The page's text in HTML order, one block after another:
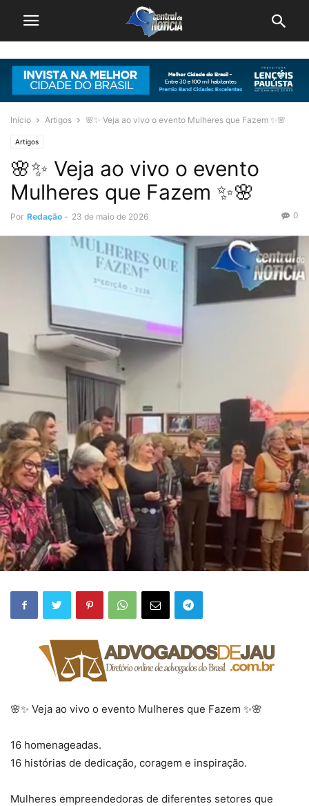
Início Artigos 🌸✨ Veja ao vivo o evento Mulheres que Fazem ✨🌸
Artigos
🌸✨ Veja ao vivo o evento
Mulheres que Fazem ✨🌸
Por Redação - 23 de maio de 2026 0
🌸✨ Veja ao vivo o evento Mulheres que Fazem ✨🌸
16 homenageadas.
16 histórias de dedicação, coragem e inspiração.
Mulheres empreendedoras de diferentes setores que